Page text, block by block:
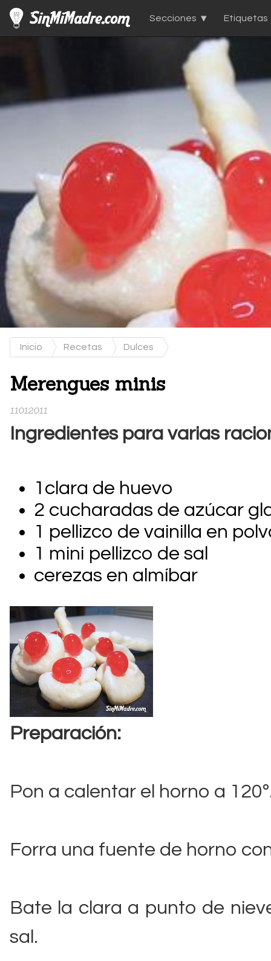
Secciones Etiquetas
Inicio Recetas Dulces
Merengues minis
11012011
Ingredientes para varias
1clara de huevo
2 cucharadas de azúcar
1 pellizco de vainilla en
1 mini pellizco de sal
cerezas en almíbar
Preparación:
Pon a calentar el horno a
Forra una fuente de horno
Bate la clara a punto de
sal.